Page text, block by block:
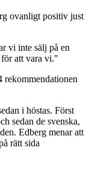
ovanligt positiv just
vi inte sälj på en
för att vara vi."
rekommendationen
i höstas. Först
sedan de svenska,
Edberg menar att
rätt sida